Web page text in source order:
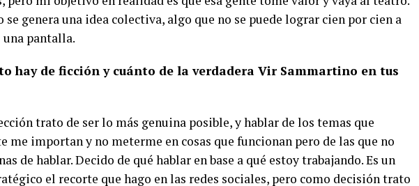
se genera una idea colectiva, algo que no se puede lograr cien por cien a
una pantalla.
hay de ficción y cuánto de la verdadera Vir Sammartino en tus
trato de ser lo más genuina posible, y hablar de los temas que
me importan y no meterme en cosas que funcionan pero de las que no
de hablar. Decido de qué hablar en base a qué estoy trabajando. Es un
el recorte que hago en las redes sociales, pero como decisión trato